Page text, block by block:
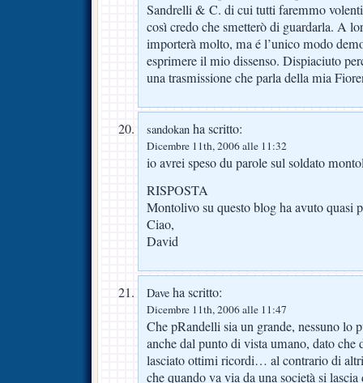
Sandrelli & C. di cui tutti faremmo
così credo che smetterò di guardarla. A
importerà molto, ma é l’unico modo
esprimere il mio dissenso. Dispiaciuto
una trasmissione che parla della mia
sandokan ha scritto:
Dicembre 11th, 2006 alle 11:32
io avrei speso du parole sul soldato
RISPOSTA
Montolivo su questo blog ha avuto
Ciao,
David
Dave ha scritto:
Dicembre 11th, 2006 alle 11:47
Che pRandelli sia un grande, nessuno lo
anche dal punto di vista umano, dato che
lasciato ottimi ricordi… al contrario di
che quando va via da una società si